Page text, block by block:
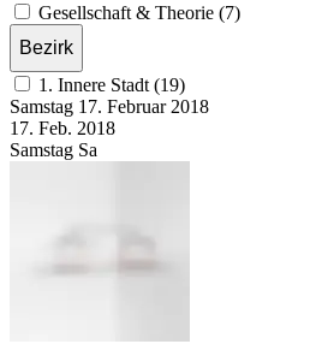
Gesellschaft & Theorie (7)
Bezirk
1. Innere Stadt (19)
Samstag 17. Februar 2018
17. Feb. 2018
Samstag Sa